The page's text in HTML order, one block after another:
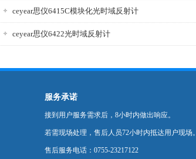
ceyear思仪6415C模块化光时域反射计
ceyear思仪6422光时域反射计
服务承诺
接到用户服务需求后，8小时内做出响应。
若需现场处理，售后人员72小时内抵达用户现场。
售后服务电话：0755-23217122